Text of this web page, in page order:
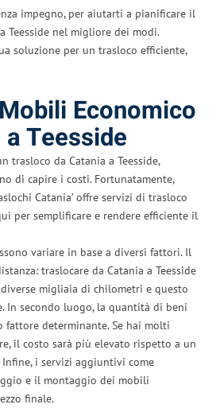
impegno, per aiutarti a pianificare il
Teesside nel migliore dei modi.
soluzione per un trasloco efficiente,
Economico
Teesside
trasloco da Catania a Teesside,
di capire i costi. Fortunatamente,
Catania’ offre servizi di trasloco
per semplificare e rendere efficiente il
variare in base a diversi fattori. Il
traslocare da Catania a Teesside
migliaia di chilometri e questo
In secondo luogo, la quantità di beni
fattore determinante. Se hai molti
il costo sarà più elevato rispetto a un
i servizi aggiuntivi come
e il montaggio dei mobili
finale.